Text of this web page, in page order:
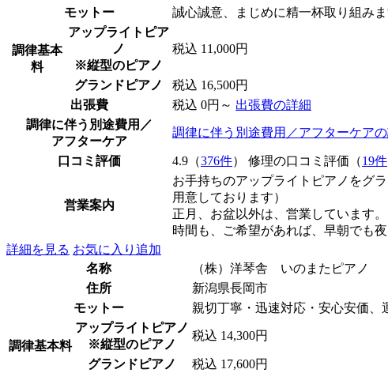
モットー
誠心誠意、まじめに精一杯取り組みま
調律基本
料
アップライトピア
ノ
※縦型のピアノ
税込 11,000円
グランドピアノ
税込 16,500円
出張費
税込 0円～ 出張費の詳細
調律に伴う別途費用／
アフターケア
調律に伴う別途費用／アフターケア
口コミ評価 4.9（376件） 修理の口コミ評価（19件
営業案内
お手持ちのアップライトピアノをグ
用意しております）
正月、お盆以外は、営業しています。
時間も、ご希望があれば、早朝でも
詳細を見る お気に入り追加
名称
（株）洋琴舎 いのまたピアノ
住所
新潟県長岡市
モットー
親切丁寧・迅速対応・安心安価、
調律基本料
アップライトピアノ
※縦型のピアノ
税込 14,300円
グランドピアノ
税込 17,600円